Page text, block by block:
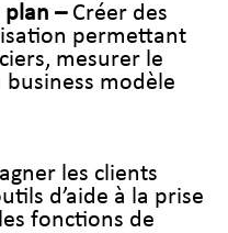
plan – Créer des
permettant
mesurer le
modèle
les clients
d’aide à la prise
fonctions de